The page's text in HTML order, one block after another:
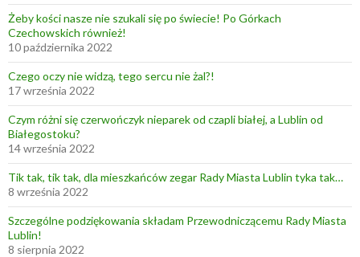
Żeby kości nasze nie szukali się po świecie! Po Górkach
Czechowskich również!
10 października 2022
Czego oczy nie widzą, tego sercu nie żal?!
17 września 2022
Czym różni się czerwończyk nieparek od czapli białej, a Lublin od
Białegostoku?
14 września 2022
Tik tak, tik tak, dla mieszkańców zegar Rady Miasta Lublin tyka tak…
8 września 2022
Szczególne podziękowania składam Przewodniczącemu Rady Miasta
Lublin!
8 sierpnia 2022